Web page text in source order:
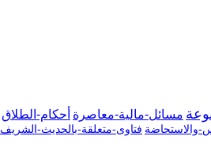
مسائل-مالية-معاصرة أحكام-الطلاق
والاستحاضة فتاوى-متعلقة-بالحديث-الشريف